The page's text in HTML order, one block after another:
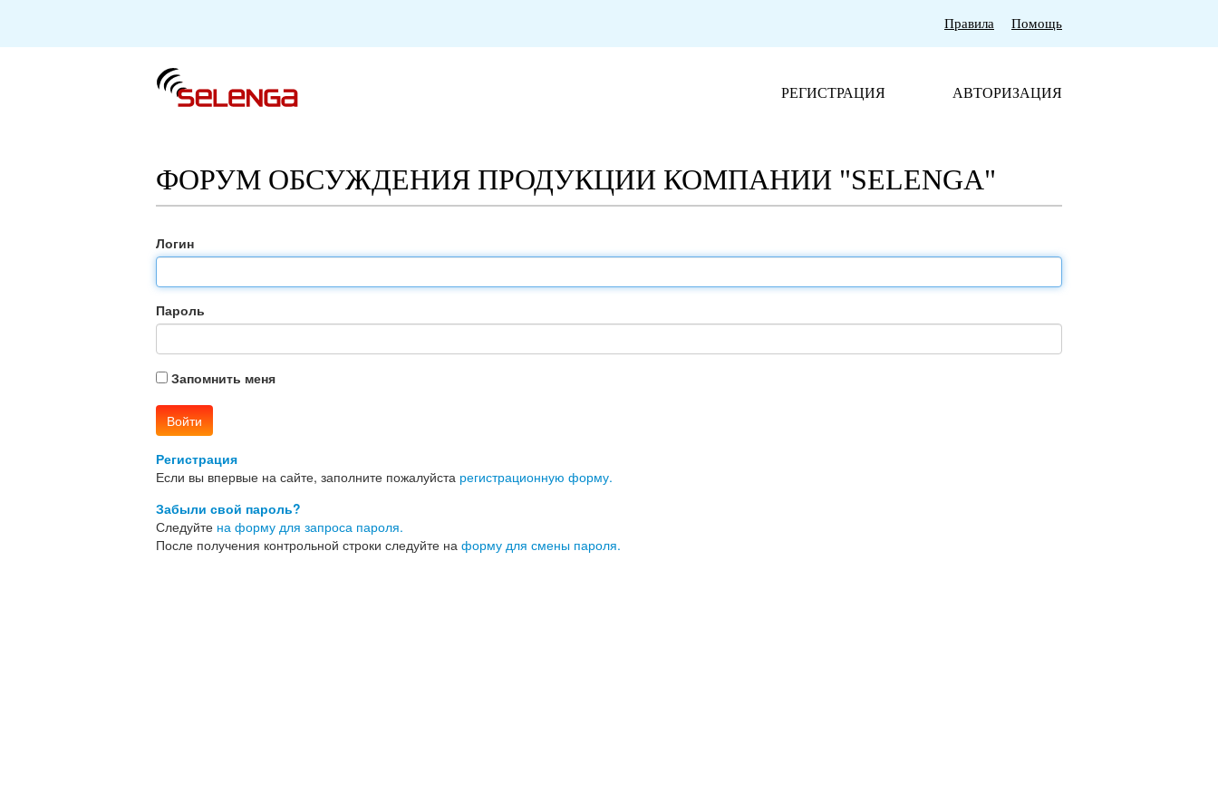
Правила Помощь
РЕГИСТРАЦИЯ АВТОРИЗАЦИЯ
ФОРУМ ОБСУЖДЕНИЯ ПРОДУКЦИИ КОМПАНИИ "SELENGA"
Логин
Пароль
Запомнить меня
Регистрация
Если вы впервые на сайте, заполните пожалуйста регистрационную форму.
Забыли свой пароль?
Следуйте на форму для запроса пароля.
После получения контрольной строки следуйте на форму для смены пароля.